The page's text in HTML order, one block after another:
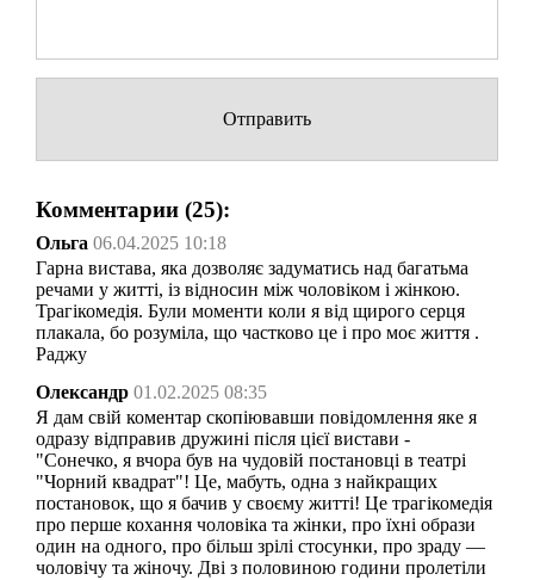
Комментарии (25):
Ольга 06.04.2025 10:18
Гарна вистава, яка дозволяє задуматись над багатьма
речами у житті, із відносин між чоловіком і жінкою.
Трагікомедія. Були моменти коли я від щирого серця
плакала, бо розуміла, що частково це і про моє життя .
Раджу
Олександр 01.02.2025 08:35
Я дам свій коментар скопіювавши повідомлення яке я
одразу відправив дружині після цієї вистави -
"Сонечко, я вчора був на чудовій постановці в театрі
"Чорний квадрат"! Це, мабуть, одна з найкращих
постановок, що я бачив у своєму житті! Це трагікомедія
про перше кохання чоловіка та жінки, про їхні образи
один на одного, про більш зрілі стосунки, про зраду —
чоловічу та жіночу. Дві з половиною години пролетіли